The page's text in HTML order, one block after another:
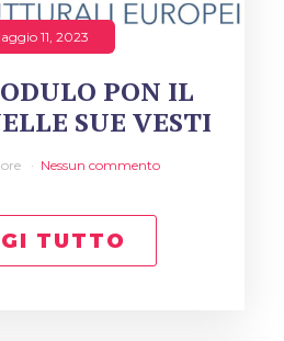
11, 2023
PON IL
SUE VESTI
Nessun commento
TUTTO